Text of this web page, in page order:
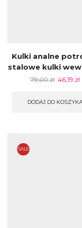
Kulki analne
stalowe kulki
79,00zł 46,19 zł
DODAJ DO
SALE